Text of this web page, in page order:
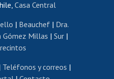
renta honorarios
blancas
os
de títulos
Casa Central
| Beauchef| Dra.
Gómez Millas | Sur |
Teléfonos y correos |